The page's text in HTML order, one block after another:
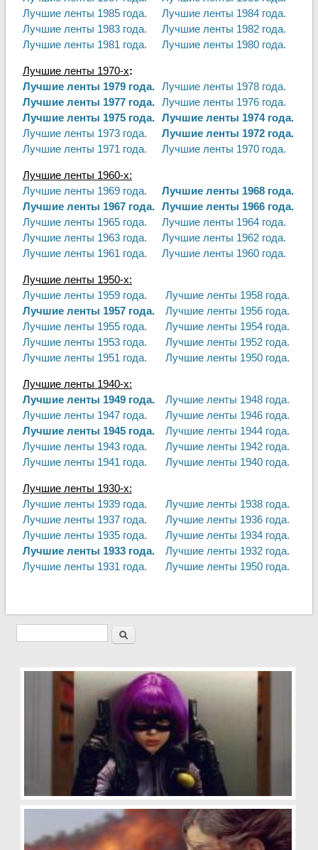
Лучшие ленты 1985 года.
Лучшие ленты 1984 года.
Лучшие ленты 1983 года.
Лучшие ленты 1982 года.
Лучшие ленты 1981 года.
Лучшие ленты 1980 года.
Лучшие ленты 1970-х:
Лучшие ленты 1979 года. Лучшие ленты 1978 года.
Лучшие ленты 1977 года. Лучшие ленты 1976 года.
Лучшие ленты 1975 года. Лучшие ленты 1974 года.
Лучшие ленты 1973 года.
Лучшие ленты 1972 года.
Лучшие ленты 1971 года.
Лучшие ленты 1970 года.
Лучшие ленты 1960-х:
Лучшие ленты 1969 года.
Лучшие ленты 1968 года.
Лучшие ленты 1967 года. Лучшие ленты 1966 года.
Лучшие ленты 1965 года.
Лучшие ленты 1964 года.
Лучшие ленты 1963 года.
Лучшие ленты 1962 года.
Лучшие ленты 1961 года.
Лучшие ленты 1960 года.
Лучшие ленты 1950-х:
Лучшие ленты 1959 года.
Лучшие ленты 1958 года.
Лучшие ленты 1957 года.
Лучшие ленты 1956 года.
Лучшие ленты 1955 года.
Лучшие ленты 1954 года.
Лучшие ленты 1953 года.
Лучшие ленты 1952 года.
Лучшие ленты 1951 года.
Лучшие ленты 1950 года.
Лучшие ленты 1940-х:
Лучшие ленты 1949 года.
Лучшие ленты 1948 года.
Лучшие ленты 1947 года.
Лучшие ленты 1946 года.
Лучшие ленты 1945 года.
Лучшие ленты 1944 года.
Лучшие ленты 1943 года.
Лучшие ленты 1942 года.
Лучшие ленты 1941 года.
Лучшие ленты 1940 года.
Лучшие ленты 1930-х:
Лучшие ленты 1939 года.
Лучшие ленты 1938 года.
Лучшие ленты 1937 года.
Лучшие ленты 1936 года.
Лучшие ленты 1935 года.
Лучшие ленты 1934 года.
Лучшие ленты 1933 года.
Лучшие ленты 1932 года.
Лучшие ленты 1931 года.
Лучшие ленты 1950 года.